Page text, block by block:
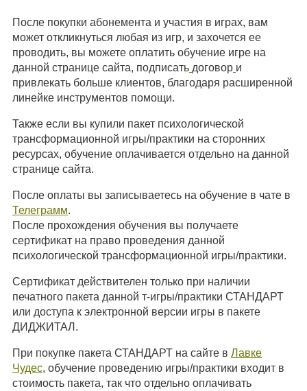
После покупки абонемента и участия в играх, вам
может откликнуться любая из игр, и захочется ее
проводить, вы можете оплатить обучение игре на
данной странице сайта, подписать договор и
привлекать больше клиентов, благодаря расширенной
линейке инструментов помощи.
Также если вы купили пакет психологической
трансформационной игры/практики на сторонних
ресурсах, обучение оплачивается отдельно на данной
странице сайта.
После оплаты вы записываетесь на обучение в чате в
Телеграмм.
После прохождения обучения вы получаете
сертификат на право проведения данной
психологической трансформационной игры/практики.
Сертификат действителен только при наличии
печатного пакета данной т-игры/практики СТАНДАРТ
или доступа к электронной версии игры в пакете
ДИДЖИТАЛ.
При покупке пакета СТАНДАРТ на сайте в Лавке
Чудес, обучение проведению игры/практики входит в
стоимость пакета, так что отдельно оплачивать